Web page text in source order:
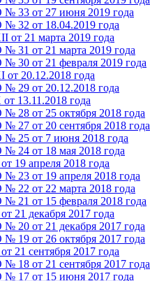
33 от 27 июня 2019 года
32 от 18.04.2019 года
21 марта 2019 года
31 от 21 марта 2019 года
30 от 21 февраля 2019 года
20.12.2018 года
29 от 20.12.2018 года
13.11.2018 года
28 от 25 октября 2018 года
27 от 20 сентября 2018 года
25 от 7 июня 2018 года
24 от 18 мая 2018 года
19 апреля 2018 года
23 от 19 апреля 2018 года
22 от 22 марта 2018 года
21 от 15 февраля 2018 года
21 декабря 2017 года
20 от 21 декабря 2017 года
19 от 26 октября 2017 года
21 сентября 2017 года
18 от 21 сентября 2017 года
17 от 15 июня 2017 года